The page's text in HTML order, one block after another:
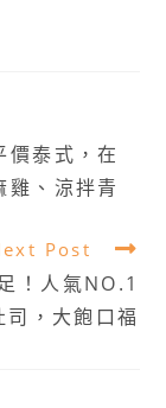
價泰式，在
雞、涼拌青
Post
！人氣NO.1
，大飽口福